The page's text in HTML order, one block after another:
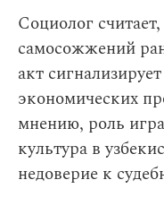
Социолог
самосожжений
акт
экономических
мнению, роль
культура в
недоверие к